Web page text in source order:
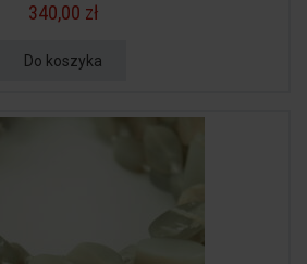
340,00 zł
Do koszyka